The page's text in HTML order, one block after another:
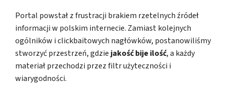
Portal powstał z frustracji brakiem rzetelnych źródeł
informacji w polskim internecie. Zamiast kolejnych
ogólników i clickbaitowych nagłówków, postanowiliśmy
stworzyć przestrzeń, gdzie jakość bije ilość, a każdy
materiał przechodzi przez filtr użyteczności i
wiarygodności.